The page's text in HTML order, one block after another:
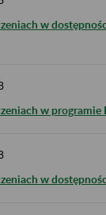
w
w programie
w